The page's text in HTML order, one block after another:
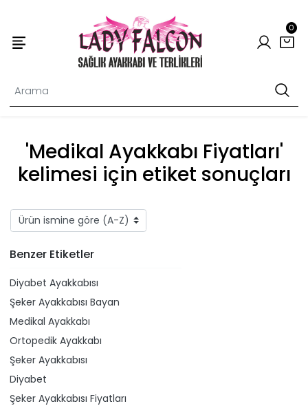
0
'Medikal Ayakkabı Fiyatları'
kelimesi için etiket sonuçları
Benzer Etiketler
Diyabet Ayakkabısı
Şeker Ayakkabısı Bayan
Medikal Ayakkabı
Ortopedik Ayakkabı
Şeker Ayakkabısı
Diyabet
Şeker Ayakkabısı Fiyatları